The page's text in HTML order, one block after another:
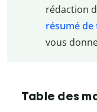
rédaction
résumé de
vous
Table des